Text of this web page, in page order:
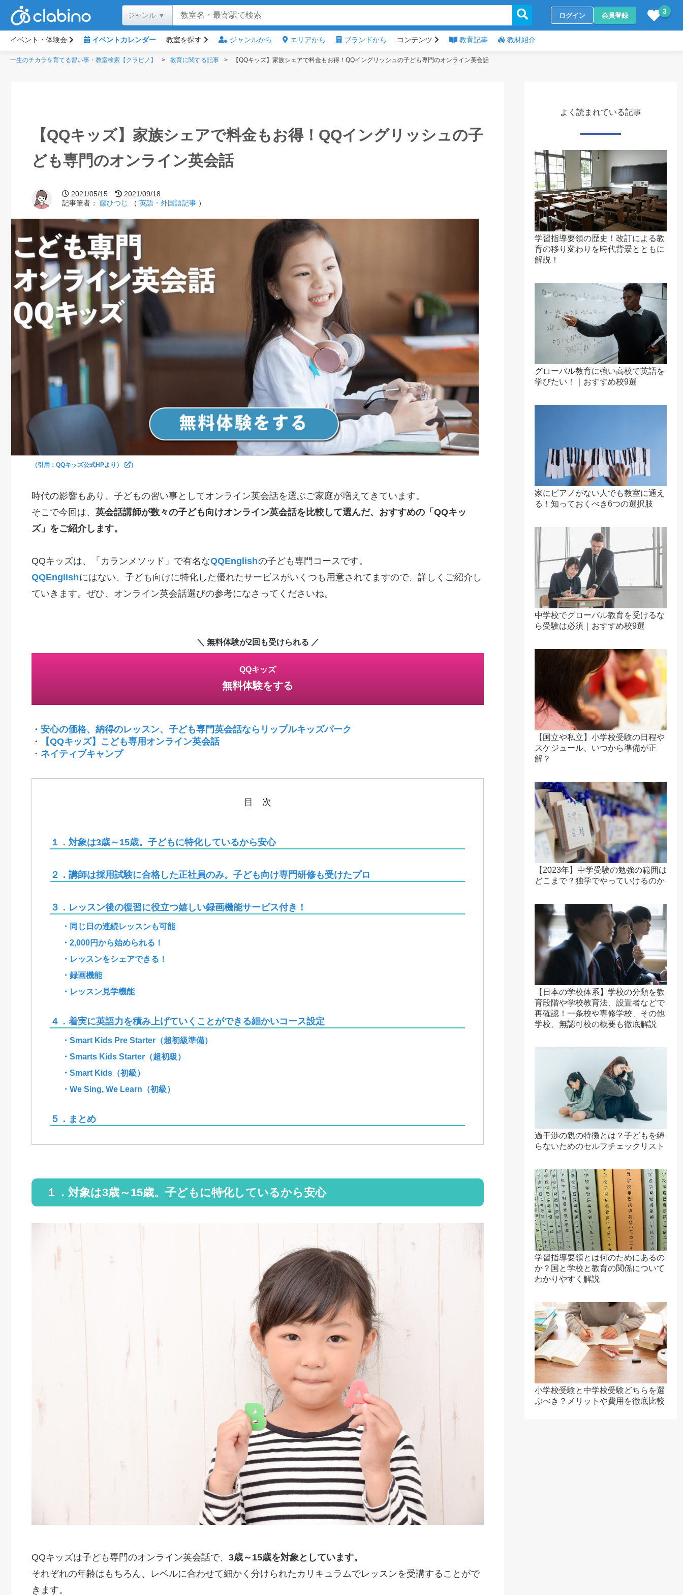
ログイン 会員登録 3
イベント・体験会 イベントカレンダー 教室を探す ジャンルから エリアから ブランドから コンテンツ 教育記事 教材紹介
一生のチカラを育てる習い事・教室検索【クラビノ】 教育に関する記事 【QQキッズ】家族シェアで料金もお得！QQイングリッシュの子ども専門のオンライン英会話
【QQキッズ】家族シェアで料金もお得！QQイングリッシュの子
ども専門のオンライン英会話
2021/05/15
2021/09/18
記事筆者：
藤ひつじ （ 英語・外国語記事 ）
（引用：QQキッズ公式HPより） ）
時代の影響もあり、子どもの習い事としてオンライン英会話を選ぶご家庭が増えてきています。
そこで今回は、 英会話講師が数々の子ども向けオンライン英会話を比較して選んだ、おすすめの「QQキッ
ズ」をご紹介します。
QQキッズは、「カランメソッド」で有名なQQEnglishの子ども専門コースです。
QQEnglishにはない、子ども向けに特化した優れたサービスがいくつも用意されてますので、詳しくご紹介し
ていきます。ぜひ、オンライン英会話選びの参考になさってくださいね。
＼ 無料体験が2回も受けられる ／
QQキッズ
無料体験をする
・ 安心の価格、納得のレッスン、子ども専門英会話ならリップルキッズパーク
・
【QQキッズ】こども専用オンライン英会話
・ ネイティブキャンプ
目 次
１．対象は3歳～15歳。子どもに特化しているから安心
２．講師は採用試験に合格した正社員のみ。子ども向け専門研修も受けたプロ
３．レッスン後の復習に役立つ嬉しい録画機能サービス付き！
・同じ日の連続レッスンも可能
・2,000円から始められる！
・レッスンをシェアできる！
・録画機能
・レッスン見学機能
４．着実に英語力を積み上げていくことができる細かいコース設定
・Smart Kids Pre Starter（超初級準備）
・Smarts Kids Starter（超初級）
・Smart Kids（初級）
・We Sing, We Learn（初級）
５．まとめ
１．対象は3歳～15歳。子どもに特化しているから安心
QQキッズは子ども専門のオンライン英会話で、 3歳～15歳を対象としています。
それぞれの年齢はもちろん、レベルに合わせて細かく分けられたカリキュラムでレッスンを受講することがで
きます。
よく読まれている記事
学習指導要領の歴史！改訂による教
育の移り変わりを時代背景とともに
解説！
グローバル教育に強い高校で英語を
学びたい！｜おすすめ校9選
家にピアノがない人でも教室に通え
る！知っておくべき6つの選択肢
中学校でグローバル教育を受けるな
ら受験は必須｜おすすめ校9選
【国立や私立】小学校受験の日程や
スケジュール、いつから準備が正
解？
【2023年】中学受験の勉強の範囲は
どこまで？独学でやっていけるのか
【日本の学校体系】学校の分類を教
育段階や学校教育法、設置者などで
再確認！一条校や専修学校、その他
学校、無認可校の概要も徹底解説
過干渉の親の特徴とは？子どもを縛
らないためのセルフチェックリスト
学習指導要領とは何のためにあるの
か？国と学校と教育の関係について
わかりやすく解説
小学校受験と中学校受験どちらを選
ぶべき？メリットや費用を徹底比較